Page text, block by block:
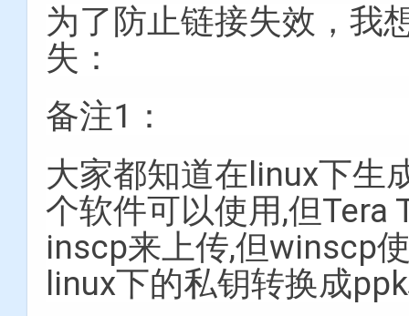
为了防止链接失效，我
失：
备注1：
大家都知道在linux下生
个软件可以使用,但Tera
inscp来上传,但winscp
linux下的私钥转换成